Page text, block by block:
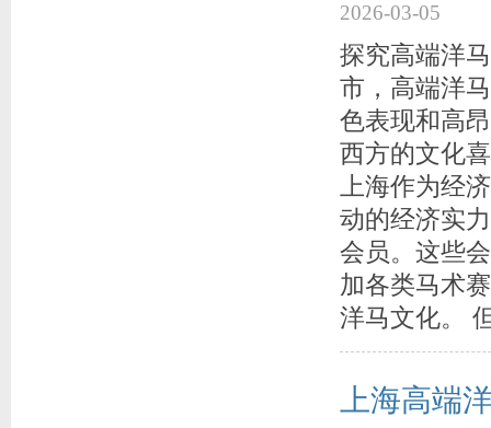
2026-03-05
探究高端洋
市，高端洋
色表现和高
西方的文化
上海作为经
动的经济实
会员。这些
加各类马术
洋马文化。
上海高端